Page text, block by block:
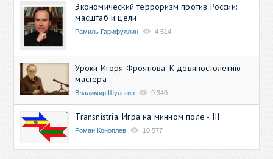
Экономический терроризм против России:
масштаб и цели
Рамиль Гарифуллин 4 514
Уроки Игоря Фроянова. К девяностолетию
мастера
Владимир Шульгин 9 340
Transnistria. Игра на минном поле - III
Роман Коноплев 10 577